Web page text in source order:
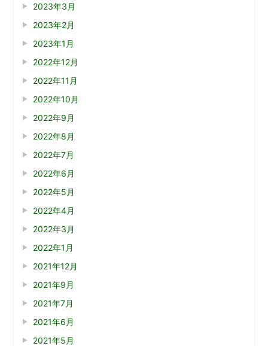
2023年3月
2023年2月
2023年1月
2022年12月
2022年11月
2022年10月
2022年9月
2022年8月
2022年7月
2022年6月
2022年5月
2022年4月
2022年3月
2022年1月
2021年12月
2021年9月
2021年7月
2021年6月
2021年5月